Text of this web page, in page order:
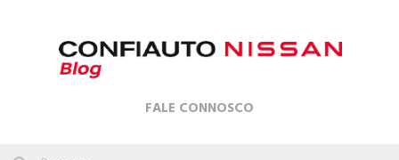
FALE CONNOSCO